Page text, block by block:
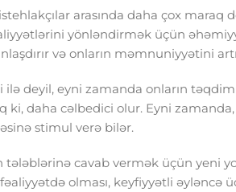
arasında daha çox maraq
yönləndirmək üçün
və onların məmnuniyyətini
ilə deyil, eyni zamanda onların
ki, daha cəlbedici olur. Eyni
stimul verə bilər.
tələblərinə cavab vermək üçün yeni
olması, keyfiyyətli əyləncə